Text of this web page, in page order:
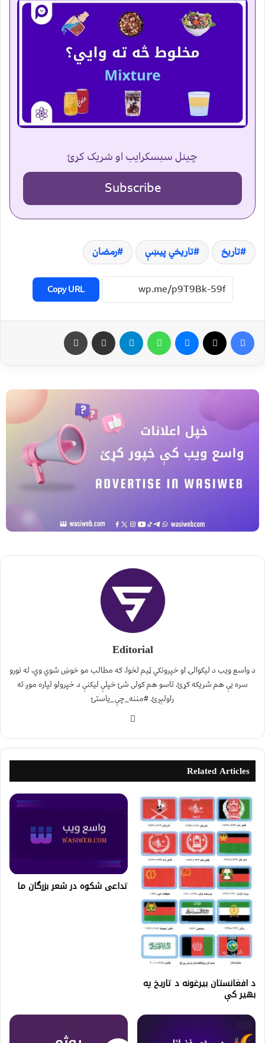
چینل سبسکرایب او شریک کړئ
Subscribe
تاریخ تاریخي پیښې رمضان
Copy URL
Editorial
د واسع ویب د لیکوالۍ او خپرونکي ټیم لخوا. که مطالب مو خوښ شوي وي، له نورو
سره یې هم شریکه کړئ. تاسو هم کولی شئ خپلې لیکنې د خپرولو لپاره موږ ته
راولېږئ. #مننه_چې_یاستئ
Related Articles
د افغانستان بیرغونه د تاریخ په
بهیر کې
تداعی شکوه در شعر بزرگان ما